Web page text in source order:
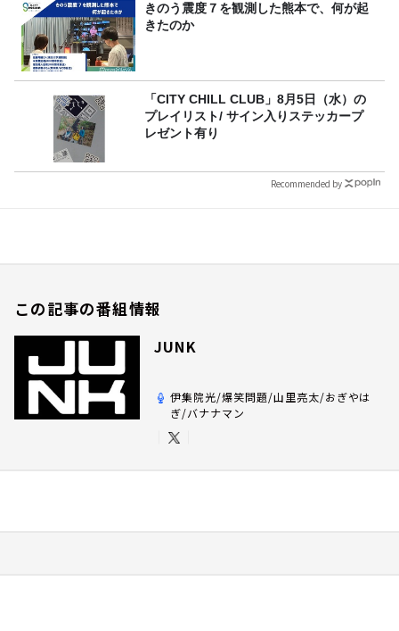
きのう震度７を観測した熊本で、何が起
きたのか
「CITY CHILL CLUB」8月5日（水）の
プレイリスト/ サイン入りステッカープ
レゼント有り
Recommended by
この記事の番組情報
JUNK
伊集院光/爆笑問題/山里亮太/おぎやは
ぎ/バナナマン